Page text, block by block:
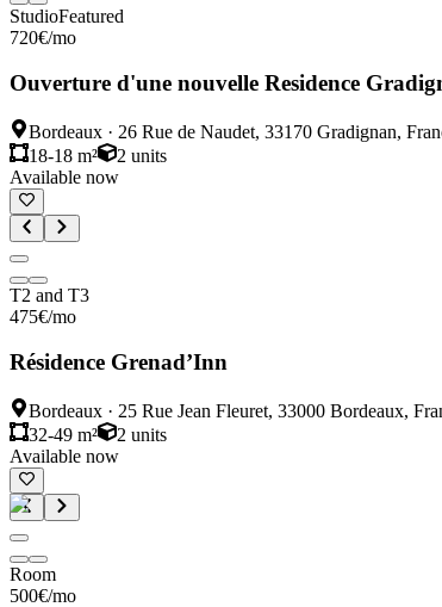
StudioFeatured
720€/mo
Ouverture d'une nouvelle Residence
Bordeaux · 26 Rue de Naudet, 33170 Gradignan,
18-18 m²
2 units
Available now
T2 and T3
475€/mo
Résidence Grenad’Inn
Bordeaux · 25 Rue Jean Fleuret, 33000 Bordeaux,
32-49 m²
2 units
Available now
Room
500€/mo